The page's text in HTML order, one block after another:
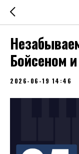
Бойсеном
2026-06-19 14:46